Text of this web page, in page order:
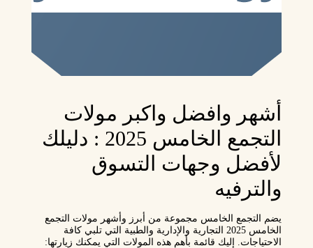
أشهر وافضل واكبر مولات
التجمع الخامس 2025 : دليلك
لأفضل وجهات التسوق
والترفيه
يضم التجمع الخامس مجموعة من أبرز وأشهر مولات التجمع
الخامس 2025 التجارية والإدارية والطبية التي تلبي كافة
الاحتياجات. إليك قائمة بأهم هذه المولات التي يمكنك زيارتها: